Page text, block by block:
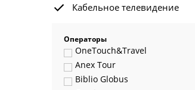
Кабельное телевидение
Операторы
OneTouch&Travel
Anex Tour
Biblio Globus